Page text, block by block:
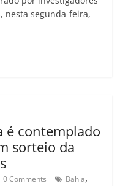
nesta segunda-feira,
é contemplado
sorteio da
0 Comments Bahia,